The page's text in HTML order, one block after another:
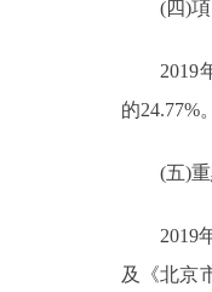
(四)項
2019年
的24.77%
(五)重
2019年
及《北京